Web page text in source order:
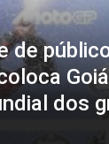
de
dos